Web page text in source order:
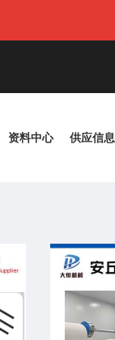
资料中心 供应信息